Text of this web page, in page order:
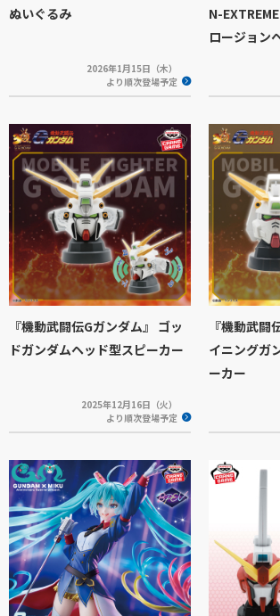
ぬいぐるみ
2026年1月15日（木）
より順次登場予定
N-
ロージョン
『機動武闘伝Gガンダム』 ゴッ
ドガンダムヘッド型スピーカー
2025年12月16日（火）
より順次登場予定
『機動武闘
イニングガ
ーカー